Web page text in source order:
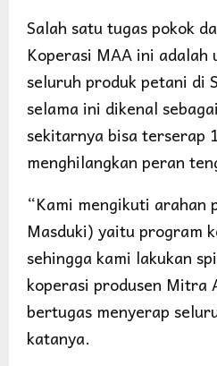
Salah satu tugas pokok
Koperasi MAA ini adalah
seluruh produk petani di
selama ini dikenal
sekitarnya bisa terserap
menghilangkan peran
“Kami mengikuti arahan
Masduki) yaitu program
sehingga kami lakukan
koperasi produsen Mitra
bertugas menyerap
katanya.